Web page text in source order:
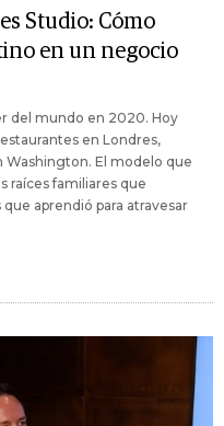
Studio: Cómo
en un negocio
del mundo en 2020. Hoy
en Londres,
Washington. El modelo que
raíces familiares que
aprendió para atravesar